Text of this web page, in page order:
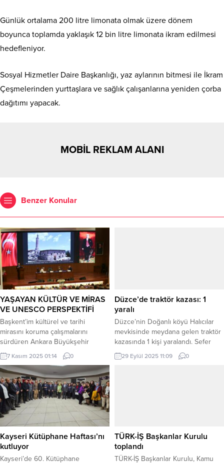
Günlük ortalama 200 litre limonata olmak üzere dönem
boyunca toplamda yaklaşık 12 bin litre limonata ikram edilmesi
hedefleniyor.
Sosyal Hizmetler Daire Başkanlığı, yaz aylarının bitmesi ile İkram
Çeşmelerinden yurttaşlara ve sağlık çalışanlarına yeniden çorba
dağıtımı yapacak.
MOBİL REKLAM ALANI
Benzer Konular
YAŞAYAN KÜLTÜR VE MİRAS
VE UNESCO PERSPEKTİFİ
Başkent’im kültürel ve tarihi
mirasını koruma çalışmalarını
sürdüren Ankara Büyükşehir
Belediyesi, “Ahşap Direkli Camiler
Sempozyumu: Ankara Örneği”
programına ev sahipliği yaptı.
Alanında uzman akademisyenlerin,
mimarların ve kültür mirası
uzmanlarının katıldığı programda;
Ankara’da bulunan ahşap direkli
camilerin, Selçuklulardan
günümüze uzanan tarihi yolculuğu
konuşuldu. Ankara Büyükşehir
Belediyesi (ABB), Başkent’in
7 Kasım 2025 01:14 0
Düzce’de traktör kazası: 1
yaralı
Düzce’nin Doğanlı köyü Halıcılar
mevkisinde meydana gelen traktör
kazasında 1 kişi yaralandı. Sefer
DEMİR / DÜZCE (İGFA) – Alınan
bilgiye göre, F.T. idaresindeki
ekiplerinin ilk müdahalesinin
ardından...
29 Eylül 2025 11:09 0
Kayseri Kütüphane Haftası’nı
kutluyor
Kayseri’de 60. Kütüphane
TÜRK-İŞ Başkanlar Kurulu
toplandı
TÜRK-İŞ Başkanlar Kurulu, Kamu